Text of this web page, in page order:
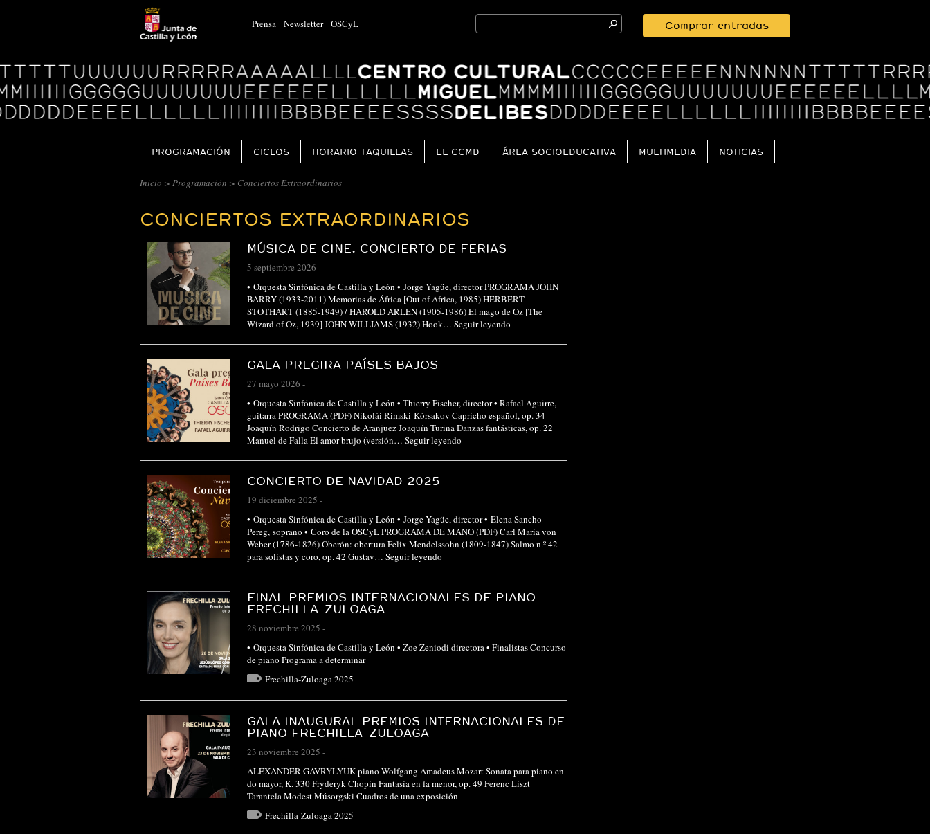
Prensa Newsletter OSCyL
Search
for:
Comprar entradas
Logo
Centro
Cultural
Miguel
Delibes
PROGRAMACIÓN CICLOS HORARIO TAQUILLAS EL CCMD ÁREA SOCIOEDUCATIVA MULTIMEDIA NOTICIAS
CENTRO
MIGUEL
DELIBES
::
ARCHIVO
Inicio > Programación > Conciertos Extraordinarios
CONCIERTOS EXTRAORDINARIOS
MÚSICA DE CINE. CONCIERTO DE FERIAS
5 septiembre 2026 -
• Orquesta Sinfónica de Castilla y León • Jorge Yagüe, director PROGRAMA JOHN
BARRY (1933-2011) Memorias de África [Out of Africa, 1985) HERBERT
STOTHART (1885-1949) / HAROLD ARLEN (1905-1986) El mago de Oz [The
Wizard of Oz, 1939] JOHN WILLIAMS (1932) Hook… Seguir leyendo
GALA PREGIRA PAÍSES BAJOS
27 mayo 2026 -
• Orquesta Sinfónica de Castilla y León • Thierry Fischer, director • Rafael Aguirre,
guitarra PROGRAMA (PDF) Nikolái Rimski-Kórsakov Capricho español, op. 34
Joaquín Rodrigo Concierto de Aranjuez Joaquín Turina Danzas fantásticas, op. 22
Manuel de Falla El amor brujo (versión… Seguir leyendo
CONCIERTO DE NAVIDAD 2025
19 diciembre 2025 -
• Orquesta Sinfónica de Castilla y León • Jorge Yagüe, director • Elena Sancho
Pereg, soprano • Coro de la OSCyL PROGRAMA DE MANO (PDF) Carl Maria von
Weber (1786-1826) Oberón: obertura Felix Mendelssohn (1809-1847) Salmo n.º 42
para solistas y coro, op. 42 Gustav… Seguir leyendo
FINAL PREMIOS INTERNACIONALES DE PIANO
FRECHILLA-ZULOAGA
28 noviembre 2025 -
• Orquesta Sinfónica de Castilla y León • Zoe Zeniodi directora • Finalistas Concurso
de piano Programa a determinar
Frechilla-Zuloaga 2025
GALA INAUGURAL PREMIOS INTERNACIONALES DE
PIANO FRECHILLA-ZULOAGA
23 noviembre 2025 -
ALEXANDER GAVRYLYUK piano Wolfgang Amadeus Mozart Sonata para piano en
do mayor, K. 330 Fryderyk Chopin Fantasía en fa menor, op. 49 Ferenc Liszt
Tarantela Modest Músorgski Cuadros de una exposición
Frechilla-Zuloaga 2025